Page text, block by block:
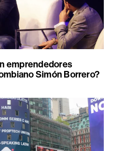
emprendedores
Simón Borrero?